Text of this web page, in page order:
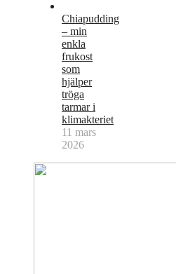
Chiapudding
– min
enkla
frukost
som
hjälper
tröga
tarmar i
klimakteriet
11 mars
2026